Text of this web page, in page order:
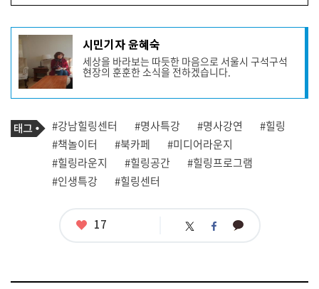
기
사
작
성
자
프
필
시민기자 윤혜숙
세상을 바라보는 따듯한 마음으로 서울시 구석구석
현장의 훈훈한 소식을 전하겠습니다.
기
사
관
련
태
그
태
그
#강남힐링센터 #명사특강 #명사강연
#힐링
#책놀이터
#북카페
#미디어라운지
#힐링라운지
#힐링공간
#힐링프로그램
#인생특강
#힐링센터
좋
17 트 페 카